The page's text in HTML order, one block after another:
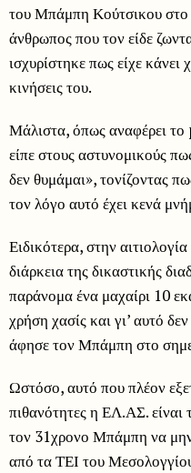
του Μπάμπη Κούτσικου στο
άνθρωπος που τον είδε
ισχυρίστηκε πως είχε κάνει
κινήσεις του.
Μάλιστα, όπως αναφέρει
είπε στους αστυνομικούς
δεν θυμάμαι», τονίζοντας
τον λόγο αυτό έχει κενά
Ειδικότερα, στην
διάρκεια της δικαστικής
παράνομα ένα μαχαίρι 10
χρήση χασίς και γι’ αυτό
άφησε τον Μπάμπη στο
Ωστόσο, αυτό που πλέον
πιθανότητες η ΕΛ.ΑΣ. είναι
τον 31χρονο Μπάμπη να
από τα ΤΕΙ του